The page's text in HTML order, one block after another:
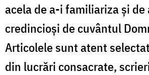
acela de a-i familiariza şi
credincioşi de cuvântul
Articolele sunt atent
din lucrări consacrate,